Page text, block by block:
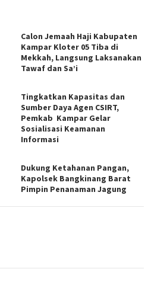
Calon Jemaah Haji Kabupaten
Kampar Kloter 05 Tiba di
Mekkah, Langsung Laksanakan
Tawaf dan Sa’i
Tingkatkan Kapasitas dan
Sumber Daya Agen CSIRT,
Pemkab Kampar Gelar
Sosialisasi Keamanan
Informasi
Dukung Ketahanan Pangan,
Kapolsek Bangkinang Barat
Pimpin Penanaman Jagung